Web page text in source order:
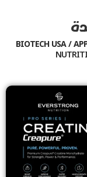
BIOTECH USA /